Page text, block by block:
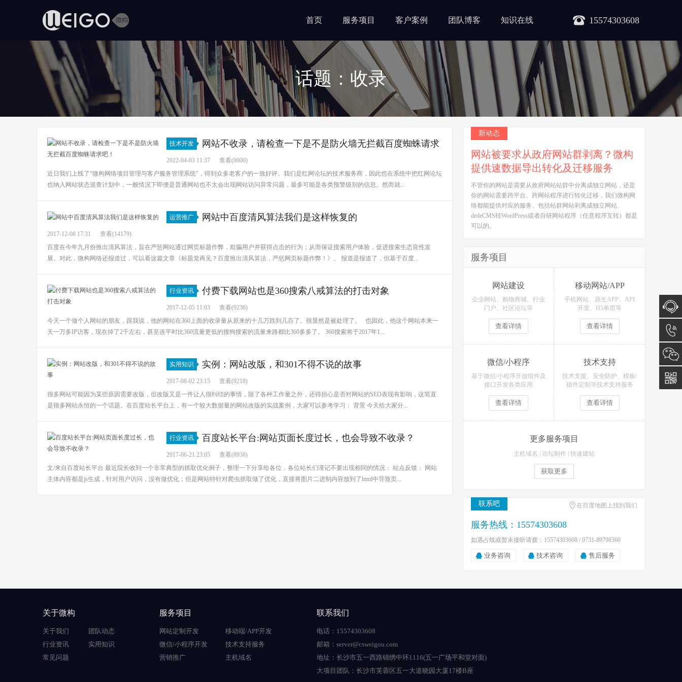
15574303608
首页 服务项目 客户案例 团队博客 知识在线
话题：收录
技术开发
网站不收录，请检查一下是不是防火墙无拦截百度蜘蛛请求
吧！
2022-04-03 11:37
查看(8000)
近日我们上线了“微构网络项目管理与客户服务管理系统”，得到众多老客户的一致好评。我们是红网论坛的技术服务商，因此也在系统中把红网论坛
也纳入网站状态巡查计划中，一般情况下即便是普通网站也不太会出现网站访问异常问题，最多可能是各类预警级别的信息。然而就...
运营推广 网站中百度清风算法我们是这样恢复的
2017-12-08 17:31
查看(14179)
百度在今年九月份推出清风算法，旨在严惩网站通过网页标题作弊，欺骗用户并获得点击的行为；从而保证搜索用户体验，促进搜索生态良性发
展。对此，微构网络还报道过，可以看这篇文章《标题党再见？百度推出清风算法，严惩网页标题作弊！》。 报道是报道了，但基于百度...
行业资讯 付费下载网站也是360搜索八戒算法的打击对象
2017-12-05 11:03
查看(9236)
今天一个做个人网站的朋友，跟我说，他的网站在360上面的收录量从原来的十几万跌到几百了。很显然是被处理了。 也因此，他这个网站本来一
天一万多IP访客，现在掉了2千左右，甚至连平时比360流量更低的搜狗搜索的流量来路都比360多多了。 360搜索将于2017年1...
实用知识 实例：网站改版，和301不得不说的故事
2017-08-02 23:15
查看(9218)
很多网站可能因为某些原因需要改版，但改版又是一件让人很纠结的事情，除了各种工作量之外，还得担心是否对网站的SEO表现有影响，这简直
是很多网站永恒的一个话题。在百度站长平台上，有一个较大数据量的网站改版的实战案例，大家可以参考学习： 背景 今天给大家分...
行业资讯 百度站长平台:网站页面长度过长，也会导致不收录？
2017-06-21 23:05
查看(8938)
文/来自百度站长平台 最近院长收到一个非常典型的抓取优化例子，整理一下分享给各位，各位站长们谨记不要出现相同的情况： 站点反馈： 网站
主体内容都是js生成，针对用户访问，没有做优化；但是网站特针对爬虫抓取做了优化，直接将图片二进制内容放到了html中导致页...
新动态
网站被要求从政府网站群剥离？微构
提供速数据导出转化及迁移服务
不管你的网站是需要从政府网站站群中分离成独立网站，还是
你的网站需要跨平台、跨网站程序进行转化迁移，我们微构网
络都能提供对应的服务。包括站群网站剥离成独立网站、
dedeCMS转WordPress或者自研网站程序（任意程序互转）都是
可以的。
服务项目
网站建设
企业网站、购物商城、行业
门户、社区论坛等
查看详情
移动网站/APP
手机网站、原生APP、API
开发、H5单页等
查看详情
微信/小程序
基于微信/小程序开放组件及
接口开发各类应用
查看详情
技术支持
技术支援、安全防护、模板/
插件定制等技术支持服务
查看详情
更多服务项目
主机域名 论坛制作 快速建站
获取更多
联系吧 在百度地图上找到我们
服务热线：15574303608
如遇占线或暂未接听请拨：15574303608 / 0731-89798360
业务咨询 技术咨询 售后服务
关于微构
关于我们
团队动态
行业资讯
实用知识
常见问题
服务项目
网站定制开发
移动端/APP开发
微信/小程序开发
技术支持服务
营销推广
主机域名
联系我们
电话：15574303608
邮箱：server@csweigou.com
地址：长沙市五一西路锦绣中环1116(五一广场平和堂对面)
大项目团队：长沙市芙蓉区五一大道晓园大厦17楼B座
在线咨
询